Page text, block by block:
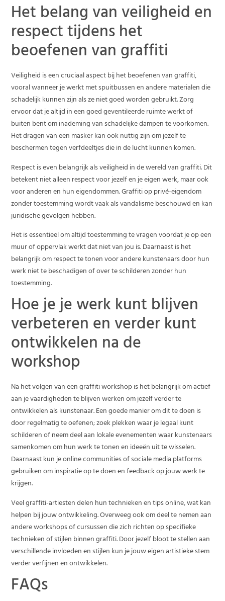
Het belang van veiligheid en
respect tijdens het
beoefenen van graffiti
Veiligheid is een cruciaal aspect bij het beoefenen van graffiti,
vooral wanneer je werkt met spuitbussen en andere materialen die
schadelijk kunnen zijn als ze niet goed worden gebruikt. Zorg
ervoor dat je altijd in een goed geventileerde ruimte werkt of
buiten bent om inademing van schadelijke dampen te voorkomen.
Het dragen van een masker kan ook nuttig zijn om jezelf te
beschermen tegen verfdeeltjes die in de lucht kunnen komen.
Respect is even belangrijk als veiligheid in de wereld van graffiti. Dit
betekent niet alleen respect voor jezelf en je eigen werk, maar ook
voor anderen en hun eigendommen. Graffiti op privé-eigendom
zonder toestemming wordt vaak als vandalisme beschouwd en kan
juridische gevolgen hebben.
Het is essentieel om altijd toestemming te vragen voordat je op een
muur of oppervlak werkt dat niet van jou is. Daarnaast is het
belangrijk om respect te tonen voor andere kunstenaars door hun
werk niet te beschadigen of over te schilderen zonder hun
toestemming.
Hoe je je werk kunt blijven
verbeteren en verder kunt
ontwikkelen na de
workshop
Na het volgen van een graffiti workshop is het belangrijk om actief
aan je vaardigheden te blijven werken om jezelf verder te
ontwikkelen als kunstenaar. Een goede manier om dit te doen is
door regelmatig te oefenen; zoek plekken waar je legaal kunt
schilderen of neem deel aan lokale evenementen waar kunstenaars
samenkomen om hun werk te tonen en ideeën uit te wisselen.
Daarnaast kun je online communities of sociale media platforms
gebruiken om inspiratie op te doen en feedback op jouw werk te
krijgen.
Veel graffiti-artiesten delen hun technieken en tips online, wat kan
helpen bij jouw ontwikkeling. Overweeg ook om deel te nemen aan
andere workshops of cursussen die zich richten op specifieke
technieken of stijlen binnen graffiti. Door jezelf bloot te stellen aan
verschillende invloeden en stijlen kun je jouw eigen artistieke stem
verder verfijnen en ontwikkelen.
FAQs